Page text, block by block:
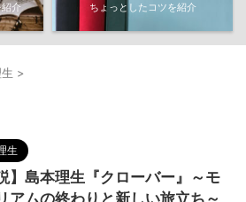
介 ちょっとしたコツを紹介
>
生
】島本理生『クローバー』～モ
アムの終わりと新しい旅立ち～